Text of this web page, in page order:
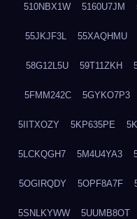
510NBX1W 5160U7JM
55JKJF3L 55XAQHMU
58G12L5U 59T11ZKH
5FMM242C 5GYKO7P3
5IITXOZY 5KP635PE
5LCKQGH7 5M4U4YA3
5OGIRQDY 5OPF8A7F
5SNLKYWW 5UUMB8OT